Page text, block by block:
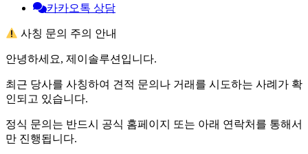
카카오톡 상담
사칭 문의 주의 안내
안녕하세요, 제이솔루션입니다.
최근 당사를 사칭하여 견적 문의나 거래를 시도하는 사례가 확
인되고 있습니다.
정식 문의는 반드시 공식 홈페이지 또는 아래 연락처를 통해서
만 진행됩니다.